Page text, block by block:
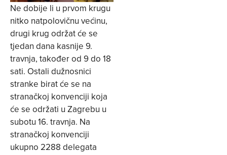
Ne dobije li u prvom krugu
nitko natpolovičnu većinu,
drugi krug održat će se
tjedan dana kasnije 9.
travnja, također od 9 do 18
sati. Ostali dužnosnici
stranke birat će se na
stranačkoj konvenciji koja
će se održati u Zagrebu u
subotu 16. travnja. Na
stranačkoj konvenciji
ukupno 2288 delegata